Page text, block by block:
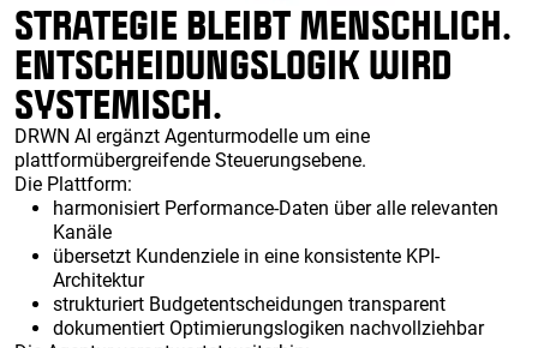
STRATEGIE BLEIBT MENSCHLICH.
ENTSCHEIDUNGSLOGIK WIRD
SYSTEMISCH.
DRWN AI ergänzt Agenturmodelle um eine
plattformübergreifende Steuerungsebene.
Die Plattform:
harmonisiert Performance-Daten über alle relevanten
Kanäle
übersetzt Kundenziele in eine konsistente KPI-
Architektur
strukturiert Budgetentscheidungen transparent
dokumentiert Optimierungslogiken nachvollziehbar